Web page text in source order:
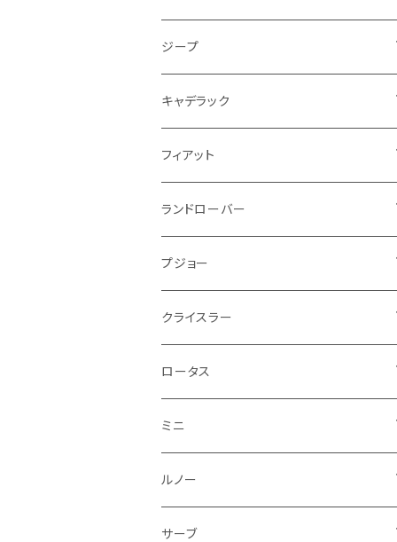
シトロエン
フィアット
クライスラー
サーブ
ベントレー
ロータス
ポルシェ
ヒュンダイ
その他
プジョー
ルノー
サーブ
フォード
ミニ
ロータス
マセラティ
ロールスロイス
ポルシェ
ヒュンダイ
ランドローバー
ロータス
メルセデス ベンツ
ミニ
プジョー
ポルシェ
ルノー
サーブ
フォルクスワーゲン
ボルボ
クーラント
その他
サスペンション
マフラー
ライト系
ブレーキランプ
方向指示器
ドア系
エアコン系
ブレーキ系
ブレーキランプ
外装系
タイヤ回り系
ホイール
泥除け
ガソリンタンク
フロントワイパー
ドリンクホルダー
携帯・スマホホルダー
クッション
ステッカー
バイク ハンドル系
ハンドガード
スロットル
シートカバー
バイク その他
バイク フェンダー系
足回り
サスペンション
オイル系
タイヤ回り
泥除け
ホイール
フロントバンパー回り
グリル
ライト系
ワイパー
トランクマット
ドア回り
タンク系
ケーブル系
バンパー回り
ライト系
ウインカー
その他
リアバンパー
エンジン系
クーラント
タンク系
ケーブル系
エンジン系
その他
アームレスト
ドア回り
ワイパー
排気系
ガスケット
ダッシュボード
タイヤ回り
泥除け
ライト系
ドア回り
ワイパー
キーホルダー
ワイパー
フロアマット
ジープ
フロアマット
収納用品
キャデラック
フロアマット
フィアット
フロアマット
フロントワイパー
リアワイパー
ランドローバー
フロアマット
ダッシュボード
トランクマット
ライト系
ウインカー
ワイパー
ミラー
プジョー
フロアマット
その他
ライト系
ブレーキランプ
ウインカー
トランクマット
ワイパー
クライスラー
フロアマット
ロータス
フロアマット
ミニ
フロアマット
ルノー
フロアマット
サーブ